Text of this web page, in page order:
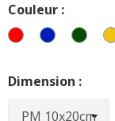
Couleur :
RougeBleu Vert
Dimension :